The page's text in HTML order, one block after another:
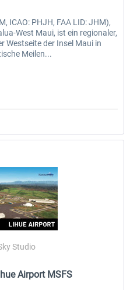
ICAO: PHJH, FAA LID: JHM),
West Maui, ist ein regionaler,
Westseite der Insel Maui in
Meilen...
Studio
Airport MSFS